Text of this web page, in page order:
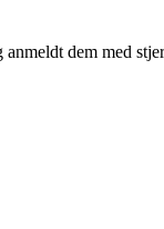
dem med